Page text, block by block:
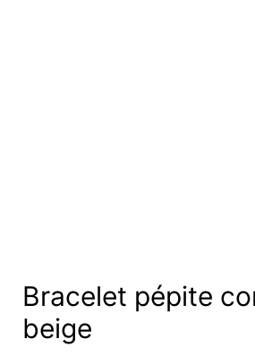
Bracelet pépite
beige